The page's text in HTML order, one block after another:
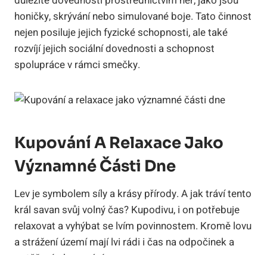
honičky, skrývání nebo simulované boje. Tato činnost
nejen posiluje jejich fyzické schopnosti, ale také
rozvíjí jejich sociální dovednosti a schopnost
spolupráce v rámci smečky.
Kupování A Relaxace Jako
Významné Části Dne
Lev je symbolem síly a krásy přírody. A jak tráví tento
král savan svůj volný čas? Kupodivu, i on potřebuje
relaxovat a vyhýbat se lvím povinnostem. Kromě lovu
a strážení území mají lvi rádi i čas na odpočinek a